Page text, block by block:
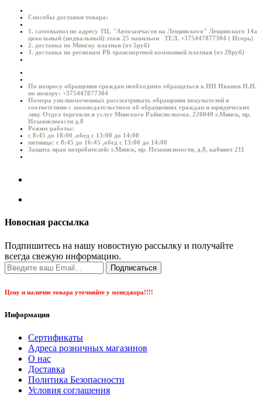
Способы доставки товара:
1. самовывоз по адресу ТЦ. "Автозапчасти на Лещинского" Лещинского 14а
цокольный (подвальный) этаж 25 павильон ТЕЛ. +375447877304 ( Игорь)
2. доставка по Минску платная (от 5руб)
3. доставка по регионам РБ транспортной компанией платная (от 20руб)
По вопросу обращения граждан необходимо обращаться к ИП Иванов И.И.
по номеру: +375447877304
Номера уполномоченных рассматривать обращения покупателей в
соответствии с законодательством об обращениях граждан и юридических
лиц: Отдел торговли и услуг Минского Райисполкома. 220040 г.Минск, пр.
Независимости д.8
Режим работы:
с 8:45 до 18:00 ,обед с 13:00 до 14:00
пятница: с 8:45 до 16:45 ,обед с 13:00 до 14:00
Защита прав потребителей: г.Минск, пр. Независимости, д.8, кабинет 211
Новосная рассылка
Подпишитесь на нашу новостную рассылку и получайте
всегда свежую информацию.
Подписаться
Цену и наличие товара уточняйте у менеджера!!!!
Информация
Сертификаты
Адреса розничных магазинов
О нас
Доставка
Политика Безопасности
Условия соглашения